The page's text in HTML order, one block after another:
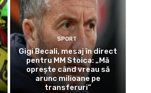
SPORT
Gigi Becali, mesaj în direct
pentru MM Stoica: „Mă
oprește când vreau să
arunc milioane pe
transferuri”